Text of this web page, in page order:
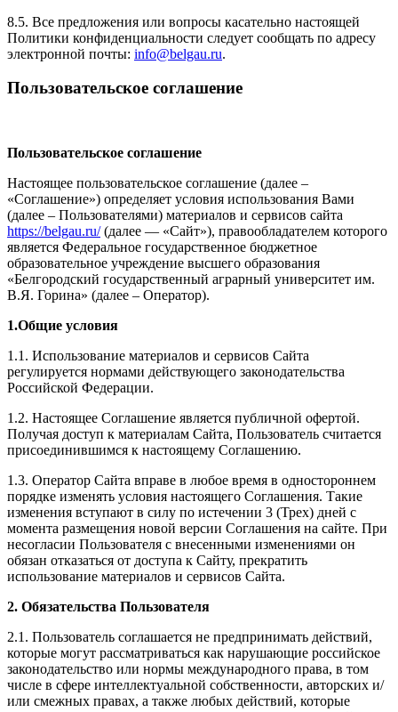
8.5. Все предложения или вопросы касательно настоящей
Политики конфиденциальности следует сообщать по адресу
электронной почты: info@belgau.ru.
Пользовательское соглашение
Пользовательское соглашение
Настоящее пользовательское соглашение (далее –
«Соглашение») определяет условия использования Вами
(далее – Пользователями) материалов и сервисов сайта
https://belgau.ru/(далее — «Сайт»), правообладателем которого
является Федеральное государственное бюджетное
образовательное учреждение высшего образования
«Белгородский государственный аграрный университет им.
В.Я. Горина» (далее – Оператор).
1.Общие условия
1.1. Использование материалов и сервисов Сайта
регулируется нормами действующего законодательства
Российской Федерации.
1.2. Настоящее Соглашение является публичной офертой.
Получая доступ к материалам Сайта, Пользователь считается
присоединившимся к настоящему Соглашению.
1.3. Оператор Сайта вправе в любое время в одностороннем
порядке изменять условия настоящего Соглашения. Такие
изменения вступают в силу по истечении 3 (Трех) дней с
момента размещения новой версии Соглашения на сайте. При
несогласии Пользователя с внесенными изменениями он
обязан отказаться от доступа к Сайту, прекратить
использование материалов и сервисов Сайта.
2. Обязательства Пользователя
2.1. Пользователь соглашается не предпринимать действий,
которые могут рассматриваться как нарушающие российское
законодательство или нормы международного права, в том
числе в сфере интеллектуальной собственности, авторских и/
или смежных правах, а также любых действий, которые